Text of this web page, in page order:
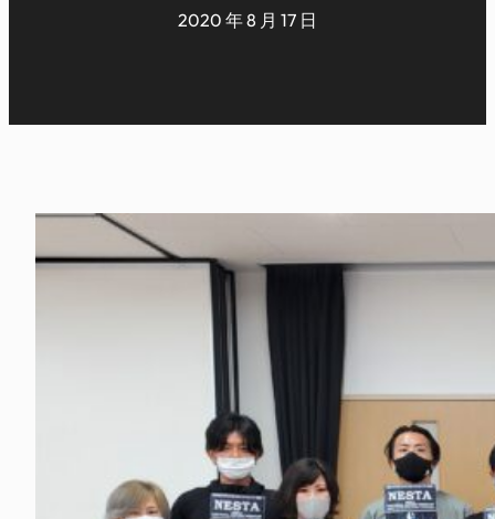
2020 年 8 月 17 日